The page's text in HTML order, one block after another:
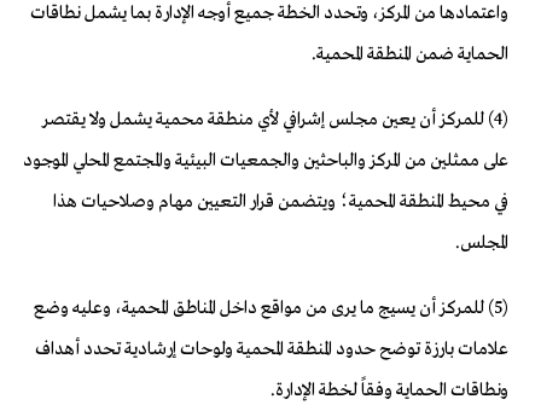
واعتمادها من المركز، وتحدد الخطة جميع أوجه الإدارة بما يشمل نطاقات
الحماية ضمن المنطقة المحمية.
(4) للمركز أن يعين مجلس إشرافي لأي منطقة محمية يشمل ولا يقتصر
على ممثلين من المركز والباحثين والجمعيات البيئية والمجتمع المحلي الموجود
في محيط المنطقة المحمية؛ ويتضمن قرار التعيين مهام وصلاحيات هذا
المجلس.
(5) للمركز أن يسيج ما يرى من مواقع داخل المناطق المحمية، وعليه وضع
علامات بارزة توضح حدود المنطقة المحمية ولوحات إرشادية تحدد أهداف
ونطاقات الحماية وفقاً لخطة الإدارة.